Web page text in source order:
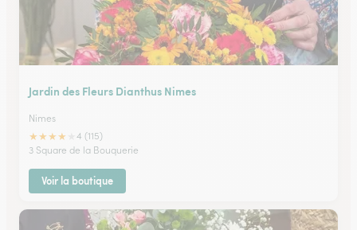
Jardin des Fleurs Dianthus Nimes
Nimes
★★★★
4 (115)
3 Square de la Bouquerie
Voir la boutique